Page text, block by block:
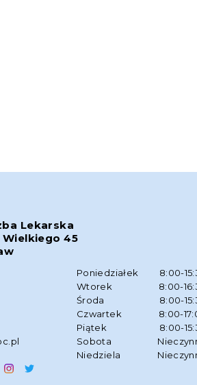
Lekarska
Wielkiego 45
Poniedziałek
8:00-
Wtorek
8:00-
Środa
8:00-
Czwartek
8:00-
Piątek
8:00-
Sobota
Niedziela